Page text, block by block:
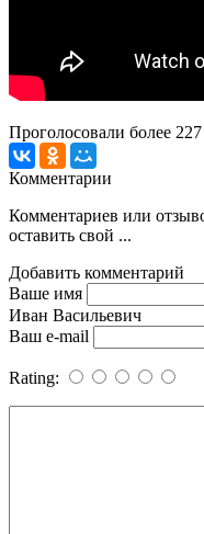
Проголосовали более 227
Комментарии
Комментариев или
оставить свой ...
Добавить комментарий
Ваше имя
Иван Васильевич
Ваш e-mail
Rating: